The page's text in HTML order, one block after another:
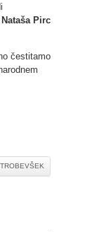
Pirc
čestitamo